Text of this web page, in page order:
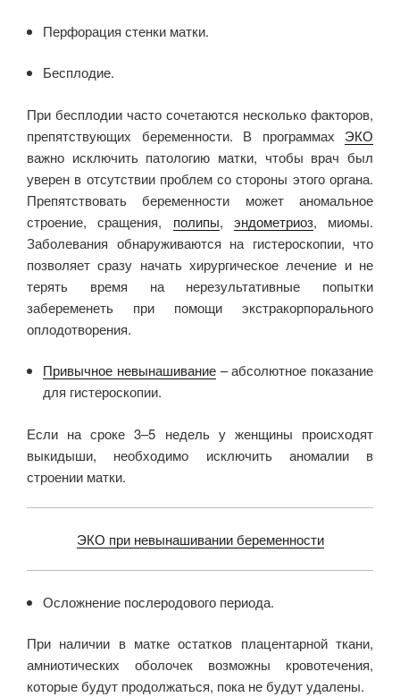
Перфорация стенки матки.
Бесплодие.
При бесплодии часто сочетаются несколько факторов,
препятствующих беременности. В программах ЭКО
важно исключить патологию матки, чтобы врач был
уверен в отсутствии проблем со стороны этого органа.
Препятствовать беременности может аномальное
строение, сращения, полипы, эндометриоз, миомы.
Заболевания обнаруживаются на гистероскопии, что
позволяет сразу начать хирургическое лечение и не
терять время на нерезультативные попытки
забеременеть при помощи экстракорпорального
оплодотворения.
Привычное невынашивание– абсолютное показание
для гистероскопии.
Если на сроке 3–5 недель у женщины происходят
выкидыши, необходимо исключить аномалии в
строении матки.
ЭКО при невынашивании беременности
Осложнение послеродового периода.
При наличии в матке остатков плацентарной ткани,
амниотических оболочек возможны кровотечения,
которые будут продолжаться, пока не будут удалены.